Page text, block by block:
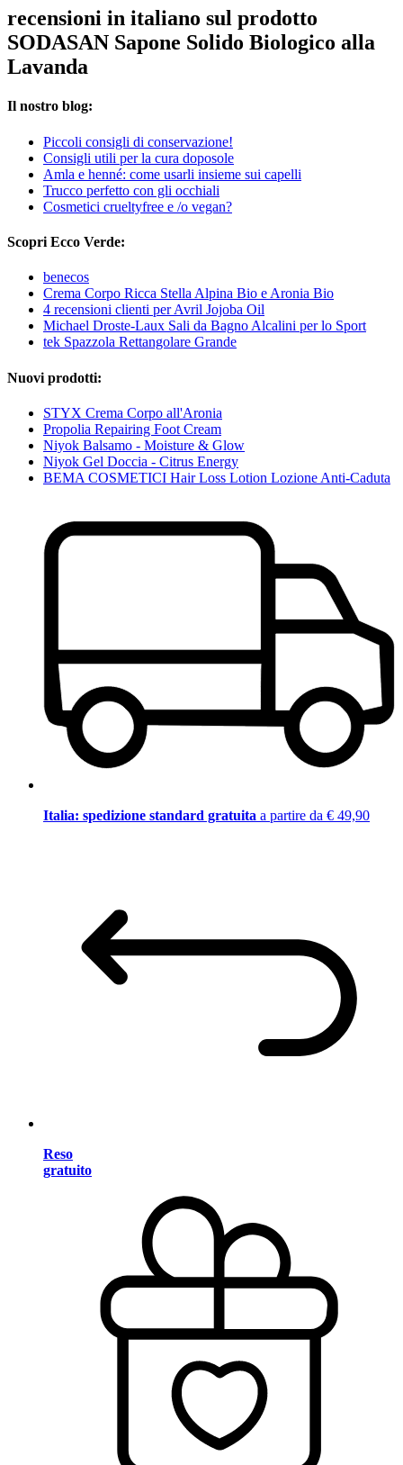
recensioni in italiano sul prodotto
SODASAN Sapone Solido Biologico alla
Lavanda
Il nostro blog:
Piccoli consigli di conservazione!
Consigli utili per la cura doposole
Amla e henné: come usarli insieme sui capelli
Trucco perfetto con gli occhiali
Cosmetici crueltyfree e /o vegan?
Scopri Ecco Verde:
benecos
Crema Corpo Ricca Stella Alpina Bio e Aronia Bio
4 recensioni clienti per Avril Jojoba Oil
Michael Droste-Laux Sali da Bagno Alcalini per lo Sport
tek Spazzola Rettangolare Grande
Nuovi prodotti:
STYX Crema Corpo all'Aronia
Propolia Repairing Foot Cream
Niyok Balsamo - Moisture & Glow
Niyok Gel Doccia - Citrus Energy
BEMA COSMETICI Hair Loss Lotion Lozione Anti-Caduta
Italia: spedizione standard gratuita a partire da € 49,90
Reso
gratuito